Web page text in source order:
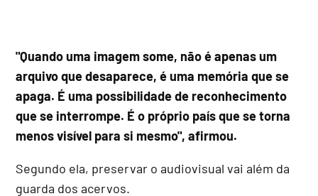
"Quando uma imagem some, não é apenas um
arquivo que desaparece, é uma memória que se
apaga. É uma possibilidade de reconhecimento
que se interrompe. É o próprio país que se torna
menos visível para si mesmo", afirmou.
Segundo ela, preservar o audiovisual vai além da
guarda dos acervos.